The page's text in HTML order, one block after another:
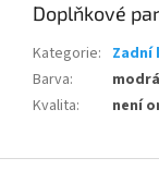
Doplňkové
Kategorie: Zadní
Barva:
modrá
Kvalita: není